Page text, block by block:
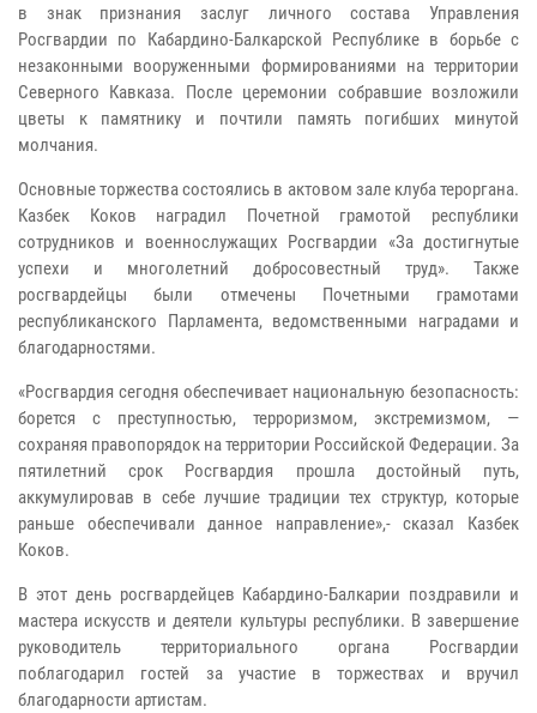
в знак признания заслуг личного состава Управления
Росгвардии по Кабардино-Балкарской Республике в борьбе с
незаконными вооруженными формированиями на территории
Северного Кавказа. После церемонии собравшие возложили
цветы к памятнику и почтили память погибших минутой
молчания.
Основные торжества состоялись в актовом зале клуба тероргана.
Казбек Коков наградил Почетной грамотой республики
сотрудников и военнослужащих Росгвардии «За достигнутые
успехи и многолетний добросовестный труд». Также
росгвардейцы были отмечены Почетными грамотами
республиканского Парламента, ведомственными наградами и
благодарностями.
«Росгвардия сегодня обеспечивает национальную безопасность:
борется с преступностью, терроризмом, экстремизмом, —
сохраняя правопорядок на территории Российской Федерации. За
пятилетний срок Росгвардия прошла достойный путь,
аккумулировав в себе лучшие традиции тех структур, которые
раньше обеспечивали данное направление»,- сказал Казбек
Коков.
В этот день росгвардейцев Кабардино-Балкарии поздравили и
мастера искусств и деятели культуры республики. В завершение
руководитель территориального органа Росгвардии
поблагодарил гостей за участие в торжествах и вручил
благодарности артистам.